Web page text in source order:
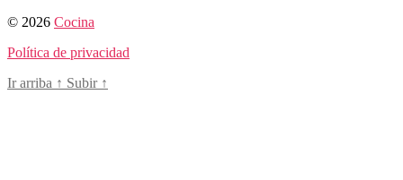
© 2026 Cocina
Política de privacidad
Ir arriba ↑ Subir ↑